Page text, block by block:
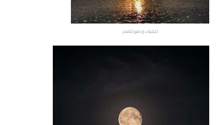
خلفيات و صور للقمر